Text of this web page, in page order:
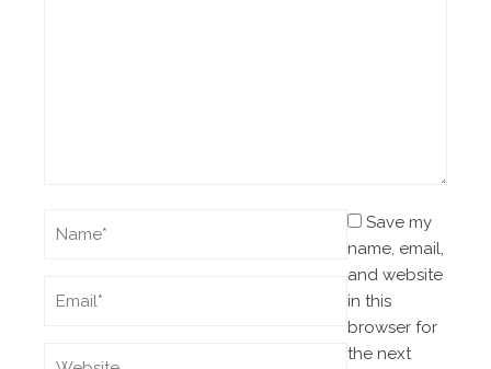
Save my
name, email,
and website
in this
browser for
the next